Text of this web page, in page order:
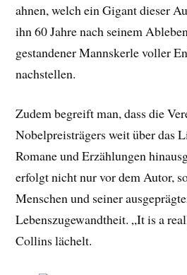
ahnen, welch ein Gigant dieser
ihn 60 Jahre nach seinem
gestandener Mannskerle voller
nachstellen.
Zudem begreift man, dass die
Nobelpreisträgers weit über das
Romane und Erzählungen
erfolgt nicht nur vor dem Autor,
Menschen und seiner
Lebenszugewandtheit. „It is a
Collins lächelt.